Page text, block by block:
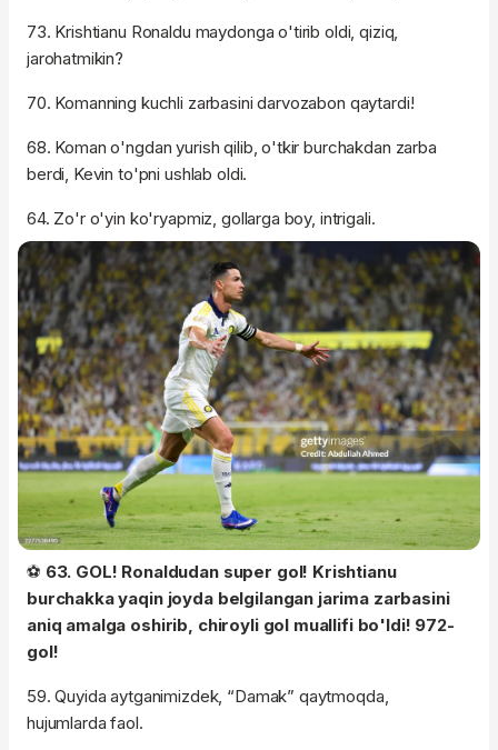
73. Krishtianu Ronaldu maydonga o'tirib oldi, qiziq,
jarohatmikin?
70. Komanning kuchli zarbasini darvozabon qaytardi!
68. Koman o'ngdan yurish qilib, o'tkir burchakdan zarba
berdi, Kevin to'pni ushlab oldi.
64. Zo'r o'yin ko'ryapmiz, gollarga boy, intrigali.
⚽️ 63. GOL! Ronaldudan super gol! Krishtianu
burchakka yaqin joyda belgilangan jarima zarbasini
aniq amalga oshirib, chiroyli gol muallifi bo'ldi! 972-
gol!
59. Quyida aytganimizdek, “Damak” qaytmoqda,
hujumlarda faol.